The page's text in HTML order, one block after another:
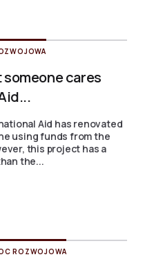
someone cares
Aid has renovated
using funds from the
this project has a
the...
ROZWOJOWA